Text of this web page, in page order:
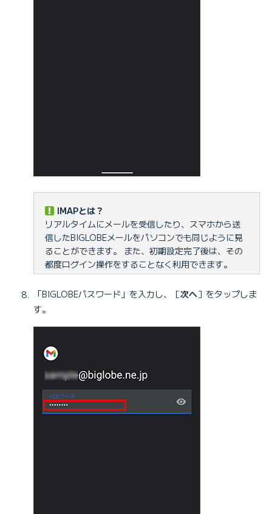
IMAPとは？
リアルタイムにメールを受信したり、スマホから送
信したBIGLOBEメールをパソコンでも同じように見
ることができます。 また、初期設定完了後は、その
都度ログイン操作をすることなく利用できます。
「BIGLOBEパスワード」を入力し、［次へ］をタップしま
す。